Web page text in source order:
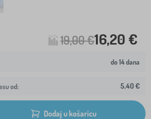
19,00 €16,20 €
do 14 dana
od: 5,40 €
Dodaj u košaricu